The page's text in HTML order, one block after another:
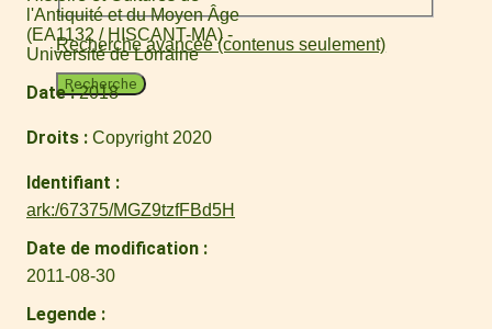
Recherche avancée (contenus seulement)
Recherche
l'Antiquité et du Moyen Âge
(EA1132 / HISCANT-MA) -
Université de Lorraine
Date 2018
Droits Copyright 2020
Identifiant
ark:/67375/MGZ9tzfFBd5H
Date de modification
2011-08-30
Legende